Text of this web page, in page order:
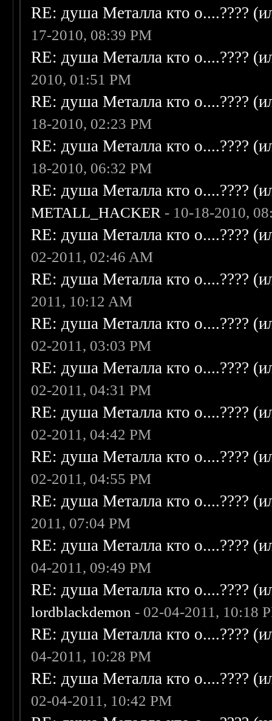
RE: душа Металла кто о....????
17-2010, 08:39 PM
RE: душа Металла кто о....????
2010, 01:51 PM
RE: душа Металла кто о....????
18-2010, 02:23 PM
RE: душа Металла кто о....????
18-2010, 06:32 PM
RE: душа Металла кто о....????
METALL_HACKER - 10-18-2010,
RE: душа Металла кто о....????
02-2011, 02:46 AM
RE: душа Металла кто о....????
2011, 10:12 AM
RE: душа Металла кто о....????
02-2011, 03:03 PM
RE: душа Металла кто о....????
02-2011, 04:31 PM
RE: душа Металла кто о....????
02-2011, 04:42 PM
RE: душа Металла кто о....????
02-2011, 04:55 PM
RE: душа Металла кто о....????
2011, 07:04 PM
RE: душа Металла кто о....????
04-2011, 09:49 PM
RE: душа Металла кто о....????
lordblackdemon - 02-04-2011, 10:18
RE: душа Металла кто о....????
04-2011, 10:28 PM
RE: душа Металла кто о....????
02-04-2011, 10:42 PM